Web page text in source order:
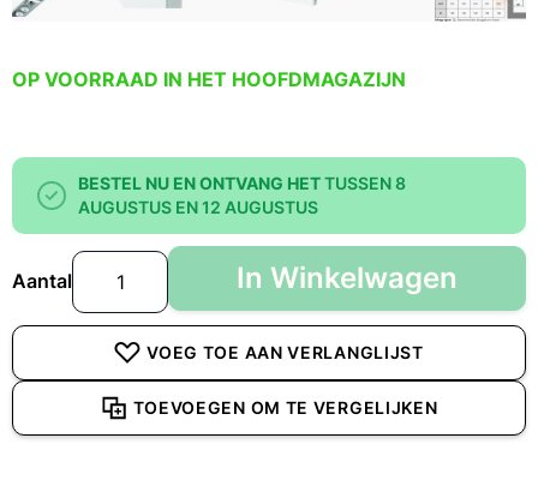
OP VOORRAAD IN HET HOOFDMAGAZIJN
BESTEL NU EN ONTVANG HETTUSSEN 8
AUGUSTUS EN 12 AUGUSTUS
Aantal In Winkelwagen
VOEG TOE AAN VERLANGLIJST
TOEVOEGEN OM TE VERGELIJKEN